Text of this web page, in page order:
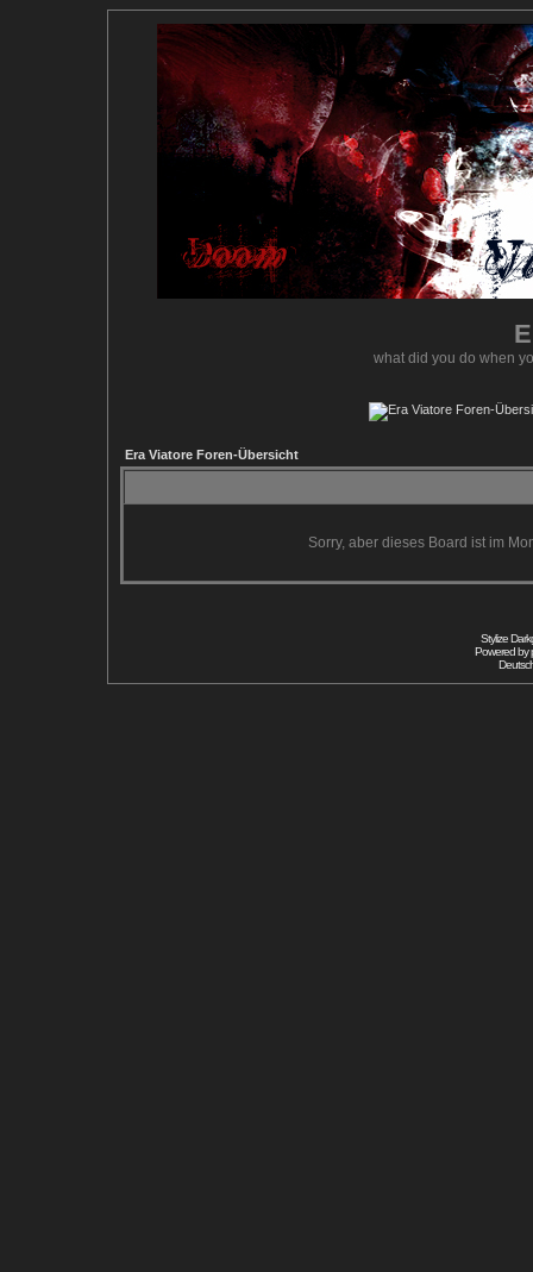
what did you do when
Era Viatore Foren-Übersicht
Sorry, aber dieses Board ist im
Stylize
Powered by